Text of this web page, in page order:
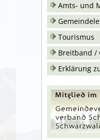
Amts- und
Tourismus
Breitband /
Erklärung